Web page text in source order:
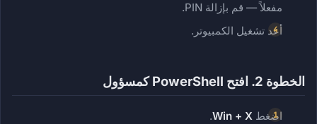
مفعلاً — قم بإزالة PIN.
أعد تشغيل الكمبيوتر.
الخطوة 2. افتح PowerShell كمسؤول
اضغط Win + X
.